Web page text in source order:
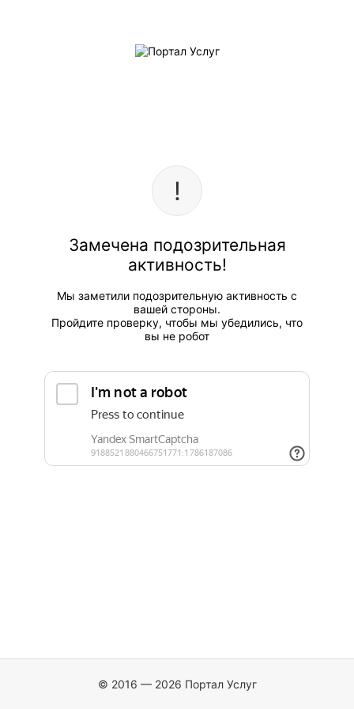
Замечена подозрительная
активность!
Мы заметили подозрительную активность с
вашей стороны.
Пройдите проверку, чтобы мы убедились, что
вы не робот
© 2016 — 2026 Портал Услуг